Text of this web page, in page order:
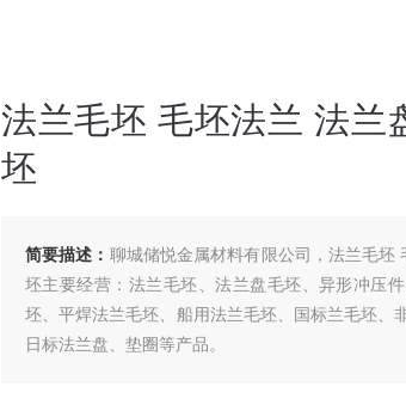
法兰毛坯 毛坯法兰 法兰
坯
简要描述： 聊城储悦金属材料有限公司，法兰毛坯
坯主要经营：法兰毛坯、法兰盘毛坯、异形冲压
坯、平焊法兰毛坯、船用法兰毛坯、国标兰毛坯、
日标法兰盘、垫圈等产品。